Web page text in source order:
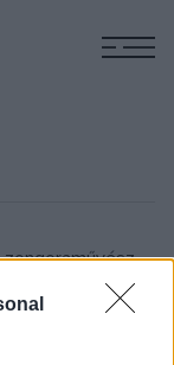
etüdöket